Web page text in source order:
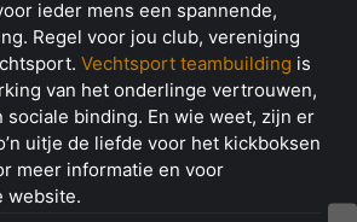
ieder mens een spannende,
Regel voor jou club, vereniging
Vechtsport teambuilding is
van het onderlinge vertrouwen,
sociale binding. En wie weet, zijn er
uitje de liefde voor het kickboksen
meer informatie en voor
website.